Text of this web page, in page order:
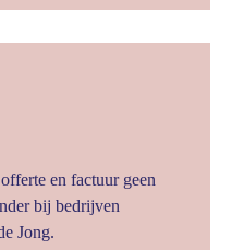
en factuur geen
bij bedrijven
Jong.